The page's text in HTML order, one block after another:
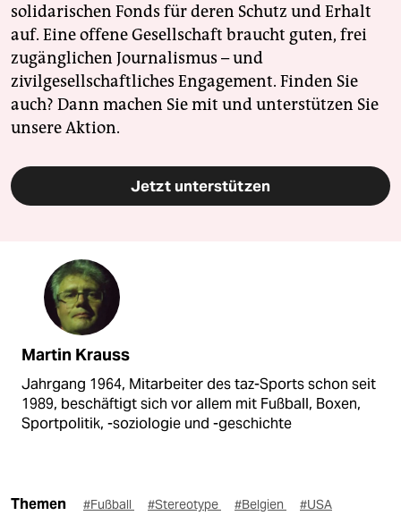
solidarischen Fonds für deren Schutz und Erhalt
auf. Eine offene Gesellschaft braucht guten, frei
zugänglichen Journalismus – und
zivilgesellschaftliches Engagement. Finden Sie
auch? Dann machen Sie mit und unterstützen Sie
unsere Aktion.
Jetzt unterstützen
Martin Krauss
Jahrgang 1964, Mitarbeiter des taz-Sports schon seit
1989, beschäftigt sich vor allem mit Fußball, Boxen,
Sportpolitik, -soziologie und -geschichte
Themen #Fußball #Stereotype #Belgien #USA